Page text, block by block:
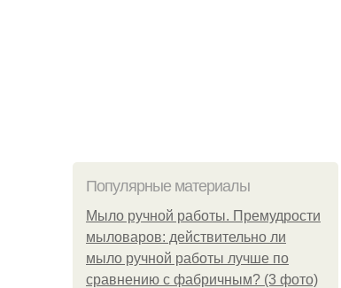
Популярные материалы
Мыло ручной работы. Премудрости
мыловаров: действительно ли
мыло ручной работы лучше по
сравнению с фабричным? (3 фото)